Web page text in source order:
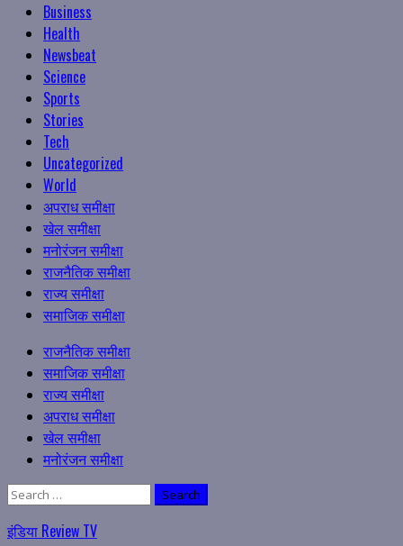
Business
Health
Newsbeat
Science
Sports
Stories
Tech
Uncategorized
World
अपराध समीक्षा
खेल समीक्षा
मनोरंजन समीक्षा
राजनैतिक समीक्षा
राज्य समीक्षा
समाजिक समीक्षा
Primary
Menu
राजनैतिक समीक्षा
समाजिक समीक्षा
राज्य समीक्षा
अपराध समीक्षा
खेल समीक्षा
मनोरंजन समीक्षा
Search
इंडिया Review TV